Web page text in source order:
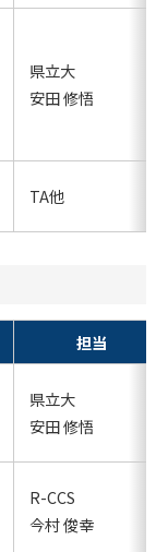
県立大
安田 修悟
TA他
担当
県立大
安田 修悟
R-CCS
今村 俊幸